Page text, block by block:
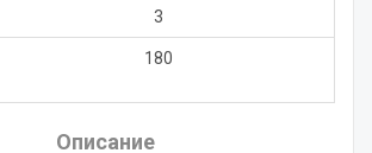
3
180
Описание